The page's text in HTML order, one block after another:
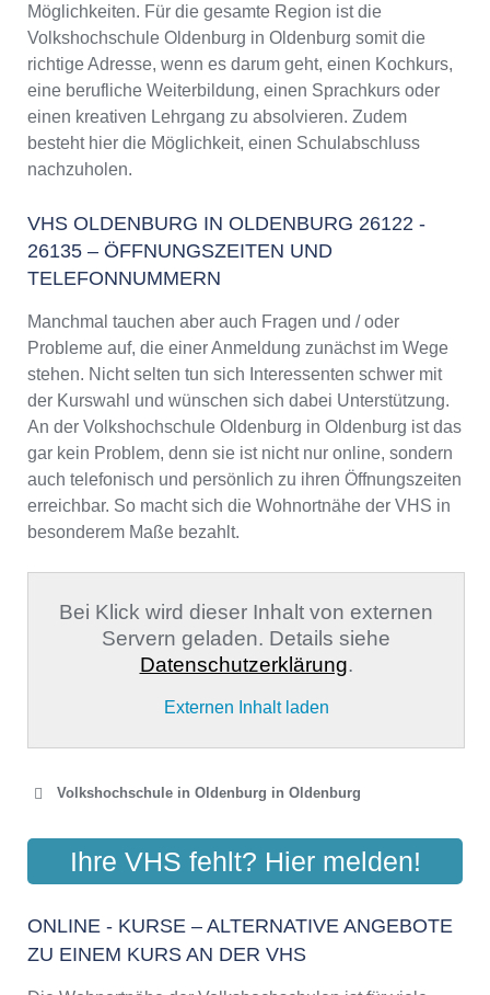
Weiterbildung in Oldenburg in Oldenburg
VHS Oldenburg in Oldenburg Programm 2025
/ 2026
Möglichkeiten. Für die gesamte Region ist die
Volkshochschule Oldenburg in Oldenburg somit die
richtige Adresse, wenn es darum geht, einen Kochkurs,
eine berufliche Weiterbildung, einen Sprachkurs oder
einen kreativen Lehrgang zu absolvieren. Zudem
besteht hier die Möglichkeit, einen Schulabschluss
nachzuholen.
VHS OLDENBURG IN OLDENBURG 26122 -
26135 – ÖFFNUNGSZEITEN UND
TELEFONNUMMERN
Manchmal tauchen aber auch Fragen und / oder
Probleme auf, die einer Anmeldung zunächst im Wege
stehen. Nicht selten tun sich Interessenten schwer mit
der Kurswahl und wünschen sich dabei Unterstützung.
An der Volkshochschule Oldenburg in Oldenburg ist das
gar kein Problem, denn sie ist nicht nur online, sondern
auch telefonisch und persönlich zu ihren Öffnungszeiten
erreichbar. So macht sich die Wohnortnähe der VHS in
besonderem Maße bezahlt.
Bei Klick wird dieser Inhalt von externen
Servern geladen. Details siehe
Datenschutzerklärung.
Externen Inhalt laden
Volkshochschule in Oldenburg in Oldenburg
VHS OLDENBURG GGMBH
Karlstrasse 25, 26123 Oldenburg
Ihre VHS fehlt? Hier melden!
ONLINE - KURSE – ALTERNATIVE ANGEBOTE
ZU EINEM KURS AN DER VHS